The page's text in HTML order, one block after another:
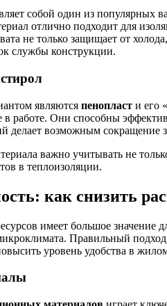
собой один из популярных
отлично подходит для
не только защищает от
службы конструкции.
являются пенопласт и его
работе. Они способны
делает возможным сокращение
важно учитывать не
в теплоизоляции.
как снизить
имеет большое значение
Правильный подход
уровень удобства в